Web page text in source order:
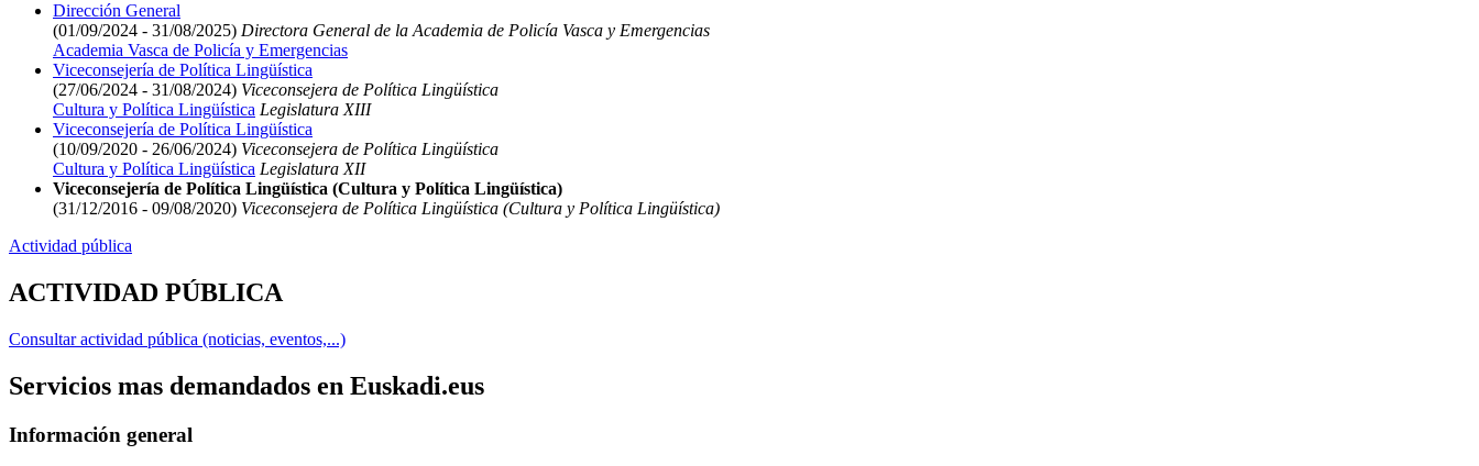
Dirección General
(01/09/2024 - 31/08/2025) Directora General de la Academia de Policía Vasca y Emergencias
Academia Vasca de Policía y Emergencias
Viceconsejería de Política Lingüística
(27/06/2024 - 31/08/2024) Viceconsejera de Política Lingüística
Cultura y Política Lingüística Legislatura XIII
Viceconsejería de Política Lingüística
(10/09/2020 - 26/06/2024) Viceconsejera de Política Lingüística
Cultura y Política Lingüística Legislatura XII
Viceconsejería de Política Lingüística (Cultura y Política Lingüística)
(31/12/2016 - 09/08/2020) Viceconsejera de Política Lingüística (Cultura y Política Lingüística)
Actividad pública
ACTIVIDAD PÚBLICA
Consultar actividad pública (noticias, eventos,...)
Servicios mas demandados en Euskadi.eus
Información general